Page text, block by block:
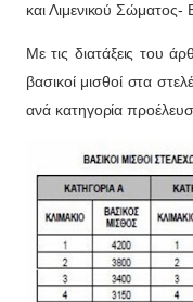
και Λιμενικού Σώματος-
Με τις διατάξεις του
βασικοί μισθοί στα
ανά κατηγορία